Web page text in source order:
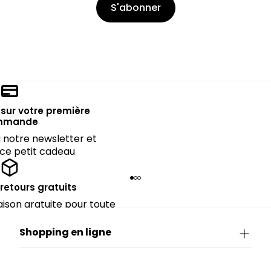
S'abonner
votre première
notre newsletter et
petit cadeau
gratuits
gratuite pour toute
Shopping en ligne